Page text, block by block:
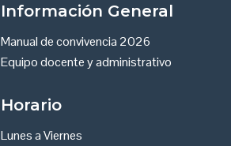
Información General
Manual de convivencia 2026
Equipo docente y administrativo
Horario
Lunes a Viernes